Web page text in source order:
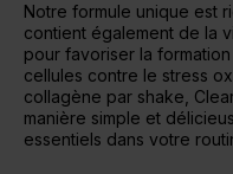
Notre formule unique est
contient également de la
pour favoriser la
cellules contre le stress
collagène par shake,
manière simple et
essentiels dans votre